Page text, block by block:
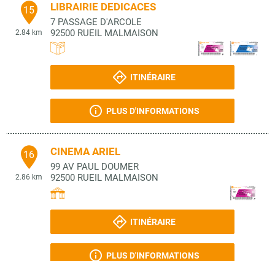
15
2.84 km
LIBRAIRIE DEDICACES
7 PASSAGE D'ARCOLE
92500 RUEIL MALMAISON
ITINÉRAIRE
PLUS D'INFORMATIONS
16
2.86 km
CINEMA ARIEL
99 AV PAUL DOUMER
92500 RUEIL MALMAISON
ITINÉRAIRE
PLUS D'INFORMATIONS